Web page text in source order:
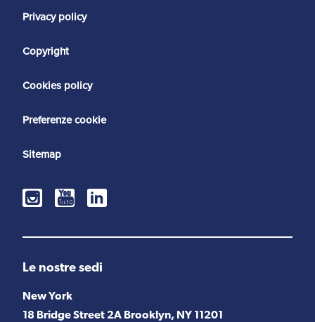
Privacy policy
Copyright
Cookies policy
Preferenze cookie
Sitemap
Le nostre sedi
New York
18 Bridge Street 2A Brooklyn, NY 11201